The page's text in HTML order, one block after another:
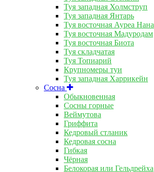
Туя западная Холмструп
Туя западная Янтарь
Туя восточная Ауреа Нана
Туя восточная Мадуродам
Туя восточная Биота
Туя складчатая
Туя Топиарий
Крупномеры туи
Туя западная Харрикейн
Сосна
Обыкновенная
Сосны горные
Веймутова
Гриффита
Кедровый стланик
Кедровая сосна
Гибкая
Чёрная
Белокорая или Гельдрейха